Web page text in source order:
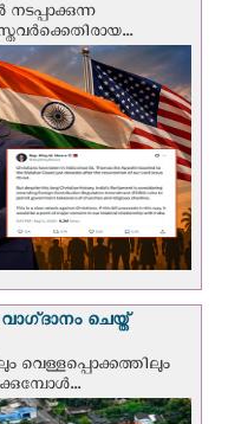
ചെയ്ത്
വെള്ളപ്പൊക്കത്തിലും